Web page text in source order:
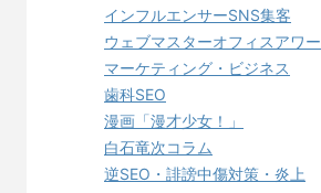
インフルエンサーSNS集客
ウェブマスターオフィスアワー
マーケティング・ビジネス
歯科SEO
漫画「漫才少女！」
白石竜次コラム
逆SEO・誹謗中傷対策・炎上